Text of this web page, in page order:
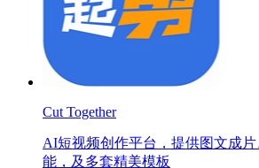
Cut Together
AI短视频创作平台，提供图文成
能，及多套精美模板